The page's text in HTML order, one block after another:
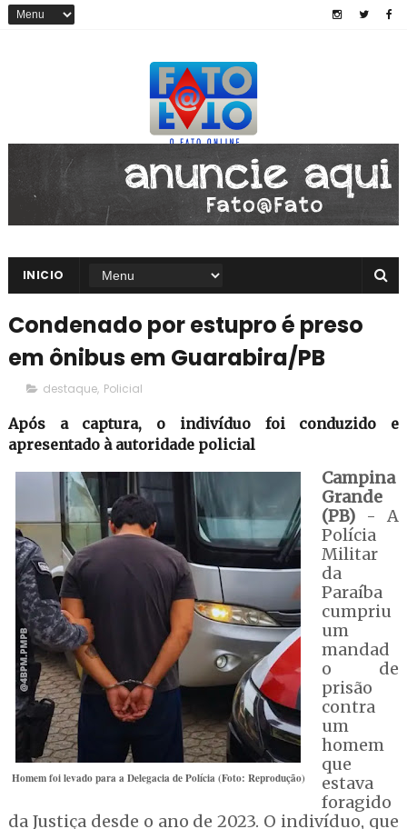
INICIO
Condenado por estupro é preso
em ônibus em Guarabira/PB
destaque, Policial
Após a captura, o indivíduo foi conduzido e
apresentado à autoridade policial
Homem foi levado para a Delegacia de Polícia (Foto: Reprodução)
Campina
Grande
(PB)- A
Polícia
Militar
da
Paraíba
cumpriu
um
mandad
o de
prisão
contra
um
homem
que
estava
foragido
da Justiça desde o ano de 2023. O indivíduo, que